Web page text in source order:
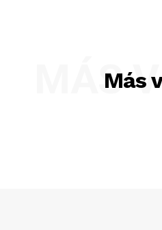
Más
MÁS